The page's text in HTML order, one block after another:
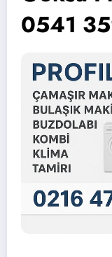
0541